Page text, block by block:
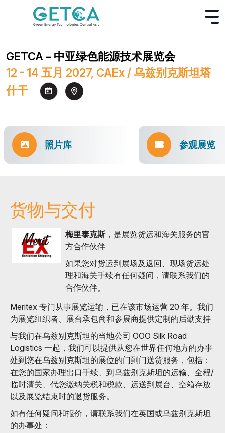
GETCA – 中亚绿色能源技术展览会
12 - 14 五月 2027, CAEx / 乌兹别克斯坦塔
什干
照片库 参观展览
货物与交付
梅里泰克斯，是展览货运和海关服务的官
方合作伙伴
如果您对货运到展场及返回、现场货运处
理和海关手续有任何疑问，请联系我们的
合作伙伴。
Meritex 专门从事展览运输，已在该市场运营 20 年。我们
为展览组织者、展台承包商和参展商提供定制的后勤支持
与我们在乌兹别克斯坦的当地公司 OOO Silk Road
Logistics 一起，我们可以提供从您在世界任何地方的办事
处到您在乌兹别克斯坦的展位的门到门送货服务，包括：
在您的国家办理出口手续、到乌兹别克斯坦的运输、全程/
临时清关、代您缴纳关税和税款、运送到展台、空箱存放
以及展览结束时的退货服务。
如有任何疑问和报价，请联系我们在英国或乌兹别克斯坦
的办事处：